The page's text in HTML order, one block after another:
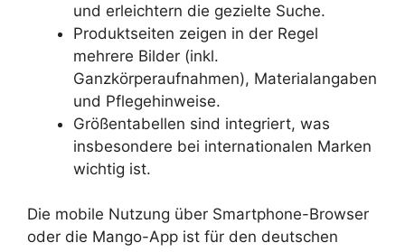
und erleichtern die gezielte Suche.
Produktseiten zeigen in der Regel
mehrere Bilder (inkl.
Ganzkörperaufnahmen), Materialangaben
und Pflegehinweise.
Größentabellen sind integriert, was
insbesondere bei internationalen Marken
wichtig ist.
Die mobile Nutzung über Smartphone-Browser
oder die Mango-App ist für den deutschen